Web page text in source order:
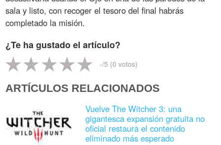
sala y listo, con recoger el tesoro del final habrás
completado la misión.
¿Te ha gustado el artículo?
-/5 (0 votos)
ARTÍCULOS RELACIONADOS
Vuelve The Witcher 3: una
gigantesca expansión gratuita no
oficial restaura el contenido
eliminado más esperado